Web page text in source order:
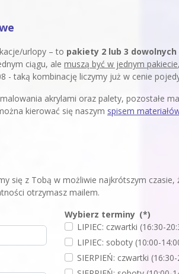
urlopy – to pakiety 2 lub 3 dowolnych
ciągu, ale muszą być w jednym pakiecie
- taką kombinację liczymy już w cenie
akrylami oraz palety, pozostałe
kierować się naszym spisem
się z Tobą w możliwie najkrótszym
otrzymasz mailem.
Wybierz terminy (*)
LIPIEC: czwartki (16:30-
LIPIEC: soboty (10:00-
SIERPIEŃ: czwartki